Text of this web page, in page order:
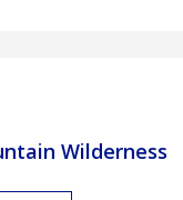
Wilderness